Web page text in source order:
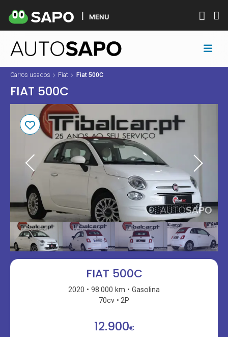
MENU
Carros usados Fiat Fiat 500C
FIAT 500C
FIAT 500C
2020 98.000 km
Gasolina
70cv
2P
12.900€